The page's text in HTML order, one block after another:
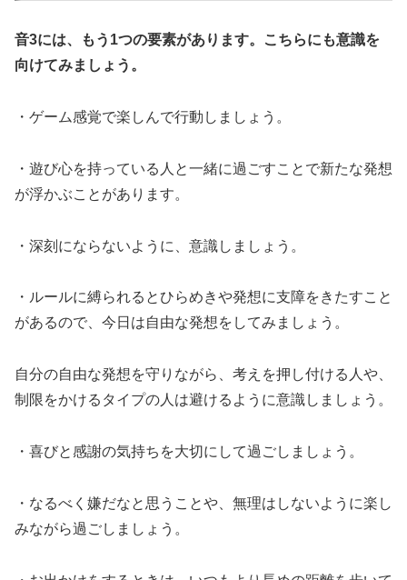
音3には、もう1つの要素があります。こちらにも意識を
向けてみましょう。
・ゲーム感覚で楽しんで行動しましょう。
・遊び心を持っている人と一緒に過ごすことで新たな発想
が浮かぶことがあります。
・深刻にならないように、意識しましょう。
・ルールに縛られるとひらめきや発想に支障をきたすこと
があるので、今日は自由な発想をしてみましょう。
自分の自由な発想を守りながら、考えを押し付ける人や、
制限をかけるタイプの人は避けるように意識しましょう。
・喜びと感謝の気持ちを大切にして過ごしましょう。
・なるべく嫌だなと思うことや、無理はしないように楽し
みながら過ごしましょう。